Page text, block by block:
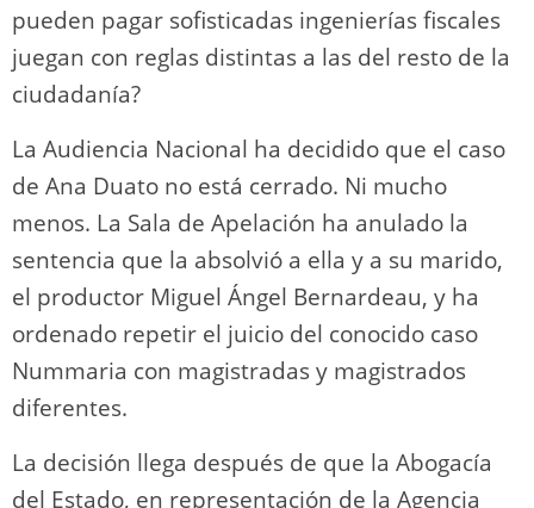
pueden pagar sofisticadas ingenierías fiscales
juegan con reglas distintas a las del resto de la
ciudadanía?
La Audiencia Nacional ha decidido que el caso
de Ana Duato no está cerrado. Ni mucho
menos. La Sala de Apelación ha anulado la
sentencia que la absolvió a ella y a su marido,
el productor Miguel Ángel Bernardeau, y ha
ordenado repetir el juicio del conocido caso
Nummaria con magistradas y magistrados
diferentes.
La decisión llega después de que la Abogacía
del Estado, en representación de la Agencia